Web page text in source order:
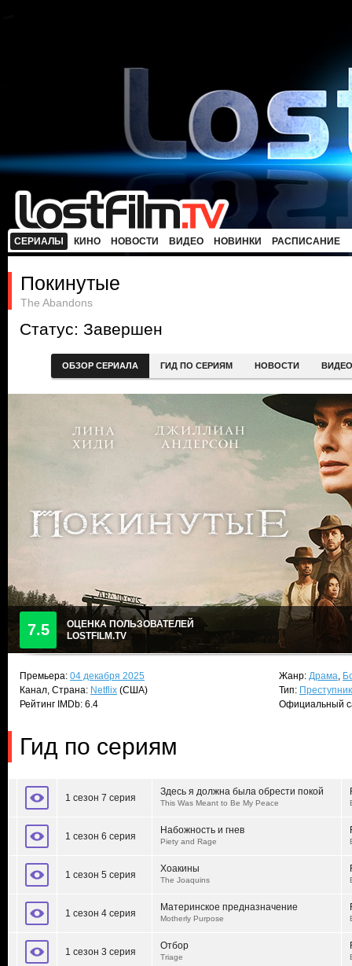
СЕРИАЛЫ КИНО НОВОСТИ ВИДЕО НОВИНКИ РАСПИСАНИЕ
Покинутые
The Abandons
Статус: Завершен
ОБЗОР СЕРИАЛА ГИД ПО СЕРИЯМ НОВОСТИ ВИДЕО
7.5
ОЦЕНКА ПОЛЬЗОВАТЕЛЕЙ
LOSTFILM.TV
Премьера: 04 декабря 2025
Канал, Страна: Netflix (США)
Рейтинг IMDb: 6.4
Жанр: Драма,
Тип:
Официальный
Гид по сериям
1 сезон 7 серия
Здесь я должна была обрести покой
This Was Meant to Be My Peace
1 сезон 6 серия
Набожность и гнев
Piety and Rage
1 сезон 5 серия
Хоакины
The Joaquins
1 сезон 4 серия
Материнское предназначение
Motherly Purpose
1 сезон 3 серия
Отбор
Triage